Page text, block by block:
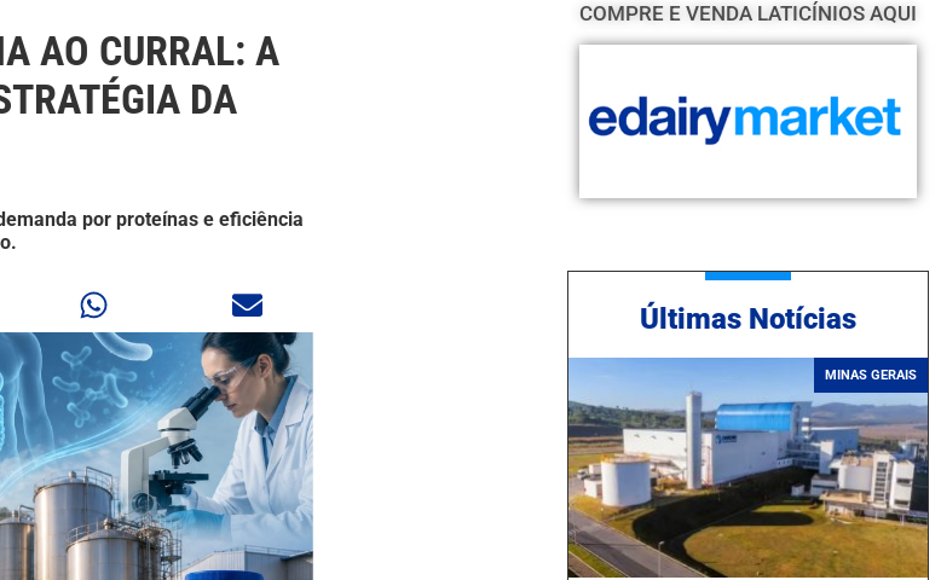
AO CURRAL: A
DA
por proteínas e eficiência
COMPRE E VENDA LATICÍNIOS AQUI
Ú ltimas Notícias
MINAS GERAIS